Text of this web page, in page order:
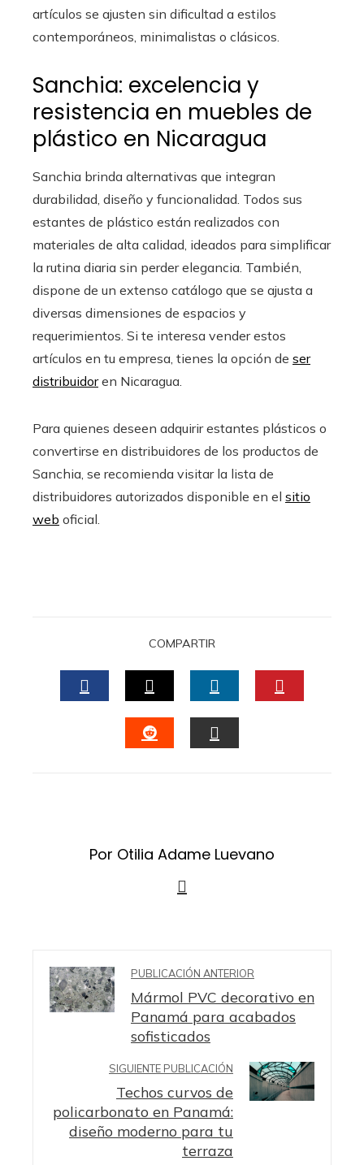
artículos se ajusten sin dificultad a estilos
contemporáneos, minimalistas o clásicos.
Sanchia: excelencia y
resistencia en muebles de
plástico en Nicaragua
Sanchia brinda alternativas que integran
durabilidad, diseño y funcionalidad. Todos sus
estantes de plástico están realizados con
materiales de alta calidad, ideados para simplificar
la rutina diaria sin perder elegancia. También,
dispone de un extenso catálogo que se ajusta a
diversas dimensiones de espacios y
requerimientos. Si te interesa vender estos
artículos en tu empresa, tienes la opción de ser
distribuidoren Nicaragua.
Para quienes deseen adquirir estantes plásticos o
convertirse en distribuidores de los productos de
Sanchia, se recomienda visitar la lista de
distribuidores autorizados disponible en el sitio
web oficial.
COMPARTIR
FACEBOOKTWITTERLINKEDIN
Por Otilia Adame Luevano
PUBLICACIÓN ANTERIOR
Mármol PVC decorativo en
Panamá para acabados
sofisticados
SIGUIENTE PUBLICACIÓN
Techos curvos de
policarbonato en Panamá:
diseño moderno para tu
terraza